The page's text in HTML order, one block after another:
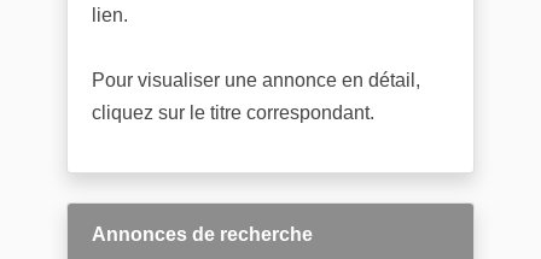
lien.
Pour visualiser une annonce en détail,
cliquez sur le titre correspondant.
Annonces de recherche